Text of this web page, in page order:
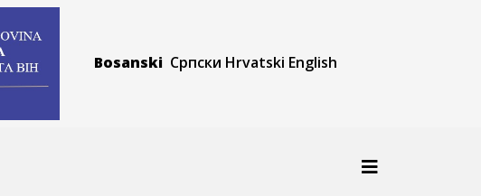
Bosanski Српски Hrvatski English